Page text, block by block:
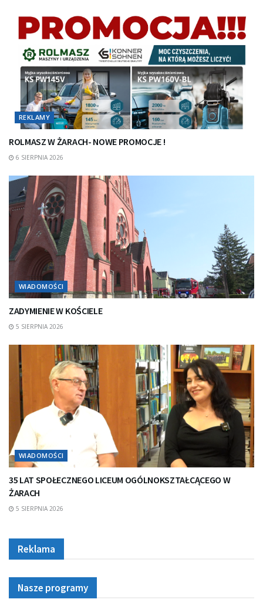
REKLAMY
ROLMASZ W ŻARACH- NOWE PROMOCJE !
6 SIERPNIA 2026
WIADOMOŚCI
ZADYMIENIE W KOŚCIELE
5 SIERPNIA 2026
WIADOMOŚCI
35 LAT SPOŁECZNEGO LICEUM OGÓLNOKSZTAŁCĄCEGO W
ŻARACH
5 SIERPNIA 2026
Reklama
Nasze programy